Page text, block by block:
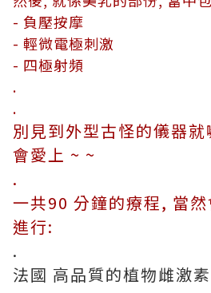
- 負壓按摩
- 輕微電極刺激
- 四極射頻
.
.
別見到外型古怪的儀器
會愛上 ~ ~
.
一共90 分鐘的療程, 當
進行:
.
法國 高品質的植物雌激